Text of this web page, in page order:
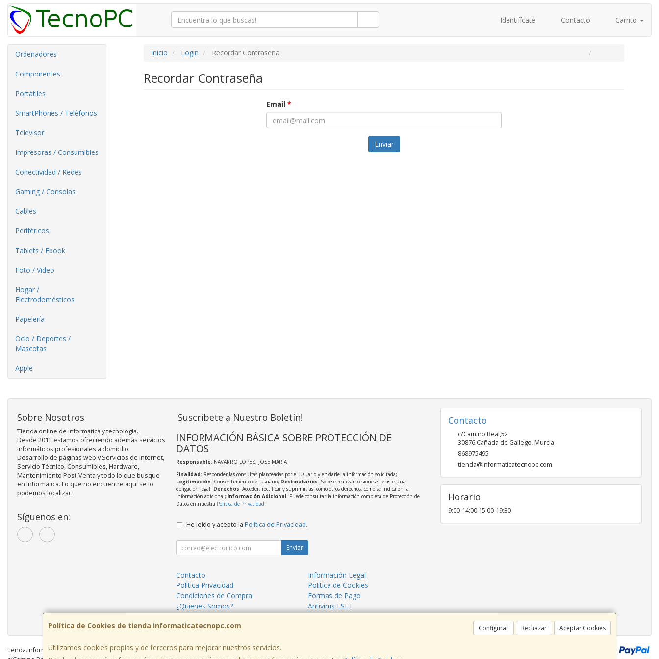
Identifícate Contacto Carrito
Ordenadores
Componentes
Portátiles
SmartPhones / Teléfonos
Televisor
Impresoras / Consumibles
Conectividad / Redes
Gaming / Consolas
Cables
Periféricos
Tablets / Ebook
Foto / Video
Hogar /
Electrodomésticos
Papelería
Ocio / Deportes /
Mascotas
Apple
Inicio Login Recordar Contraseña
Recordar Contraseña
Email *
Enviar
Política de Cookies de tienda.informaticatecnopc.com Configurar Rechazar Aceptar Cookies
Utilizamos cookies propias y de terceros para mejorar nuestros servicios.
Sobre Nosotros
Tienda online de informática y tecnología.
Desde 2013 estamos ofreciendo además servicios
informáticos profesionales a domicilio.
Desarrollo de páginas web y Servicios de Internet,
Servicio Técnico, Consumibles, Hardware,
Mantenimiento Post-Venta y todo lo que busque
en Informática. Lo que no encuentre aquí se lo
podemos localizar.
Síguenos en:
¡Suscríbete a Nuestro Boletín!
INFORMACIÓN BÁSICA SOBRE PROTECCIÓN DE
DATOS
Responsable: NAVARRO LOPEZ, JOSE MARIA
Finalidad: Responder las consultas planteadas por el usuario y enviarle la información solicitada;
Legitimación: Consentimiento del usuario; Destinatarios: Solo se realizan cesiones si existe una
obligación legal; Derechos: Acceder, rectificar y suprimir, así como otros derechos, como se indica en la
información adicional; Información Adicional: Puede consultar la información completa de Protección de
Datos en nuestra Política de Privacidad.
He leído y acepto la Política de Privacidad.
Enviar
Contacto
Información Legal
Política Privacidad
Política de Cookies
Condiciones de Compra
Formas de Pago
¿Quienes Somos?
Antivirus ESET
Servicios informáticos Mazarrón
Blog TecnoPC
Contacto
c/Camino Real,52
30876 Cañada de Gallego,Murcia
868975495
tienda@informaticatecnopc.com
Horario
9:00-14:00 15:00-19:30
tienda.informaticatecnopc.com © 2026